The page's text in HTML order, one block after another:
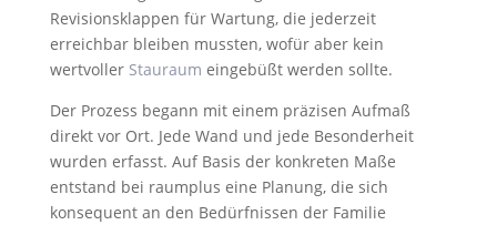
Revisionsklappen für Wartung, die jederzeit
erreichbar bleiben mussten, wofür aber kein
wertvoller Stauraum eingebüßt werden sollte.
Der Prozess begann mit einem präzisen Aufmaß
direkt vor Ort. Jede Wand und jede Besonderheit
wurden erfasst. Auf Basis der konkreten Maße
entstand bei raumplus eine Planung, die sich
konsequent an den Bedürfnissen der Familie